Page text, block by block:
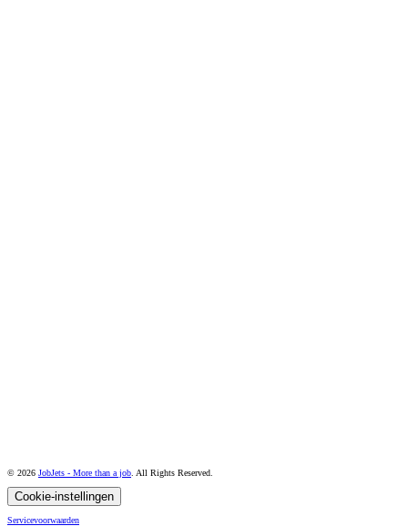
© 2026 JobJets - More than a job . All Rights Reserved.
Cookie-instellingen
Servicevoorwaarden